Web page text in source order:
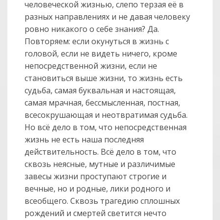
человеческой жизнью, слепо терзая её в
разных направлениях и не давая человеку
ровно никакого о себе знания? Да.
Повторяем: если окунуться в жизнь с
головой, если не видеть ничего, кроме
непосредственной жизни, если не
становиться выше жизни, то жизнь есть
судьба, самая буквальная и настоящая,
самая мрачная, бессмысленная, постная,
всесокрушающая и неотвратимая судьба.
Но всё дело в том, что непосредственная
жизнь не есть наша последняя
действительность. Всё дело в том, что
сквозь неясные, мутные и различимые
завесы жизни проступают строгие и
вечные, но и родные, лики родного и
всеобщего. Сквозь трагедию сплошных
рождений и смертей светится нечто